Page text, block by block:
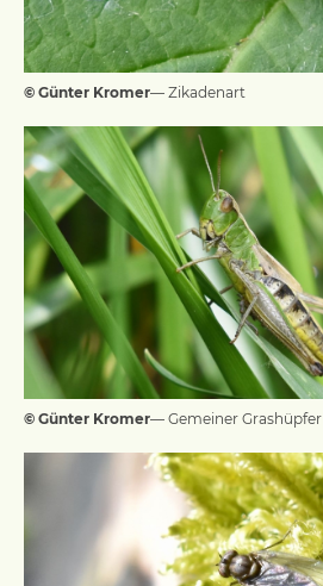
© Günter Kromer— Zikadenart
© Günter Kromer— Gemeiner Grashüpfer